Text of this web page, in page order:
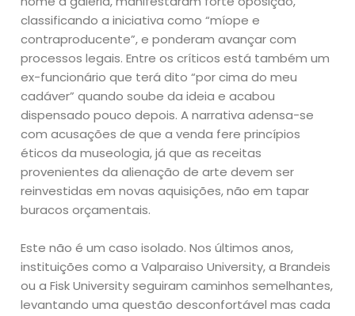
classificando a iniciativa como “míope e
contraproducente”, e ponderam avançar com
processos legais. Entre os críticos está também um
ex-funcionário que terá dito “por cima do meu
cadáver” quando soube da ideia e acabou
dispensado pouco depois. A narrativa adensa-se
com acusações de que a venda fere princípios
éticos da museologia, já que as receitas
provenientes da alienação de arte devem ser
reinvestidas em novas aquisições, não em tapar
buracos orçamentais.
Este não é um caso isolado. Nos últimos anos,
instituições como a Valparaiso University, a Brandeis
ou a Fisk University seguiram caminhos semelhantes,
levantando uma questão desconfortável mas cada